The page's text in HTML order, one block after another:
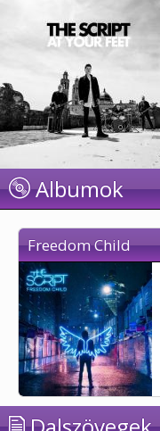
Albumok
Freedom Child